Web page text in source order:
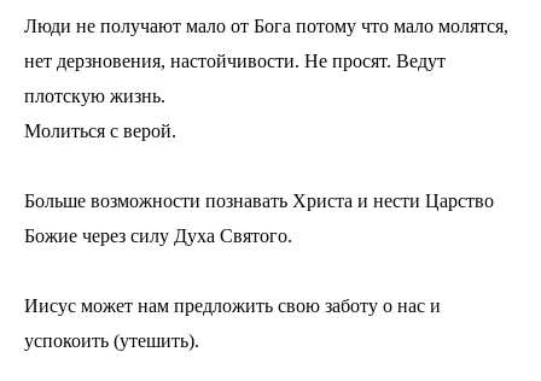
Люди не получают мало от Бога потому что мало молятся,
нет дерзновения, настойчивости. Не просят. Ведут
плотскую жизнь.
Молиться с верой.
Больше возможности познавать Христа и нести Царство
Божие через силу Духа Святого.
Иисус может нам предложить свою заботу о нас и
успокоить (утешить).